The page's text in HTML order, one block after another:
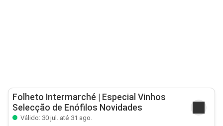
Folheto Intermarché | Especial Vinhos
Selecção de Enófilos Novidades
Válido: 30 jul. até 31 ago.